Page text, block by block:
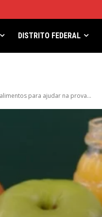
DISTRITO FEDERAL
para ajudar na prova...